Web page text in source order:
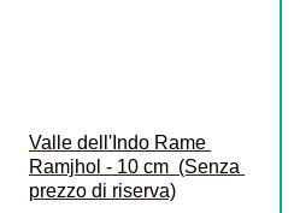
Valle dell'Indo Rame
Ramjhol - 10 cm  (Senza
prezzo di riserva)